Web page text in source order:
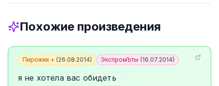
Похожие произведения
Пирожки + (26.08.2014) ЭкспромЪты (16.07.2014)
я не хотела вас обидеть